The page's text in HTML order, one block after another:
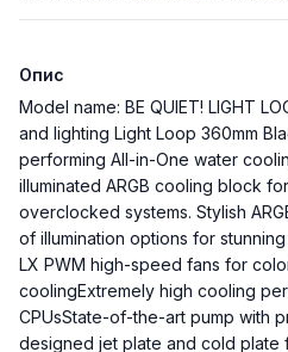
Опис
Model name: BE QUIET! LIGHT
and lighting Light Loop 360mm
performing All-in-One water
illuminated ARGB cooling block
overclocked systems. Stylish
of illumination options for
LX PWM high-speed fans for
coolingExtremely high cooling
CPUsState-of-the-art pump with
designed jet plate and cold plate